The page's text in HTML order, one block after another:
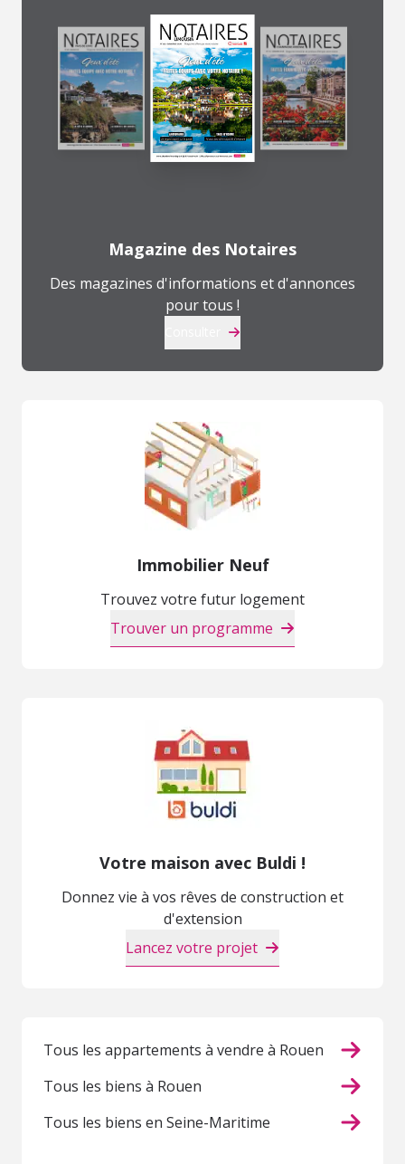
Magazine des Notaires
Des magazines d'informations et d'annonces
pour tous !
Immobilier Neuf
Trouvez votre futur logement
Trouver un programme
Votre maison avec Buldi !
Donnez vie à vos rêves de construction et
d'extension
Lancez votre projet
Tous les appartements à vendre à Rouen
Tous les biens à Rouen
Tous les biens en Seine-Maritime